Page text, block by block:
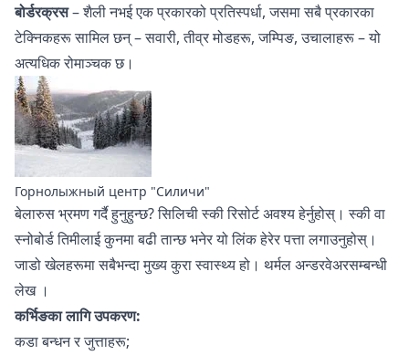
बोर्डरक्रस– शैली नभई एक प्रकारको प्रतिस्पर्धा, जसमा सबै प्रकारका
टेक्निकहरू सामिल छन् – सवारी, तीव्र मोडहरू, जम्पिङ, उचालाहरू – यो
अत्यधिक रोमाञ्चक छ।
Горнолыжный центр "Силичи"
बेलारुस भ्रमण गर्दै हुनुहुन्छ?सिलिची स्की रिसोर्टअवश्य हेर्नुहोस्। स्की वा
स्नोबोर्ड तिमीलाई कुनमा बढी तान्छ भनेरयो लिंकहेरेर पत्ता लगाउनुहोस्।
जाडो खेलहरूमा सबैभन्दा मुख्य कुरा स्वास्थ्य हो। थर्मल अन्डरवेअरसम्बन्धी
लेख।
कर्भिङका लागि उपकरण:
कडा बन्धन र जुत्ताहरू;